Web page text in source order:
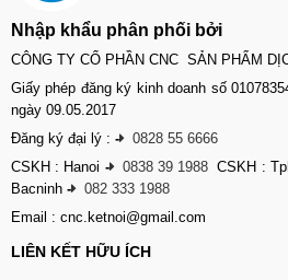
Nhập khẩu phân phối bởi
CÔNG TY CỔ PHẦN CNC SẢN PHẨM
Giấy phép đăng ký kinh doanh số
ngày 09.05.2017
Đăng ký đại lý : -
0828 55 6666
CSKH : Hanoi - 0838 39 1988 CSKH :
Bacninh -
082 333 1988
Email : cnc.ketnoi@gmail.com
LIÊN KẾT HỮU ÍCH